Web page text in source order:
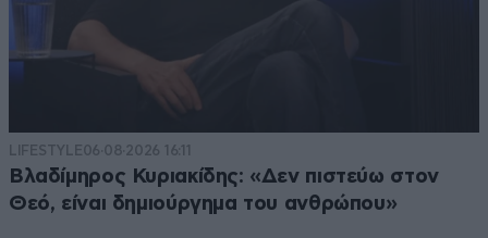
LIFESTYLE06·08·2026 16:11
Βλαδίμηρος Κυριακίδης: «Δεν πιστεύω στον
Θεό, είναι δημιούργημα του ανθρώπου»